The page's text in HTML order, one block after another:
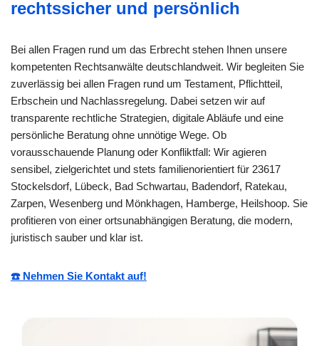
rechtssicher und persönlich
Bei allen Fragen rund um das Erbrecht stehen Ihnen unsere
kompetenten Rechtsanwälte deutschlandweit. Wir begleiten Sie
zuverlässig bei allen Fragen rund um Testament, Pflichtteil,
Erbschein und Nachlassregelung. Dabei setzen wir auf
transparente rechtliche Strategien, digitale Abläufe und eine
persönliche Beratung ohne unnötige Wege. Ob
vorausschauende Planung oder Konfliktfall: Wir agieren
sensibel, zielgerichtet und stets familienorientiert für 23617
Stockelsdorf, Lübeck, Bad Schwartau, Badendorf, Ratekau,
Zarpen, Wesenberg und Mönkhagen, Hamberge, Heilshoop. Sie
profitieren von einer ortsunabhängigen Beratung, die modern,
juristisch sauber und klar ist.
☎️ Nehmen Sie Kontakt auf!